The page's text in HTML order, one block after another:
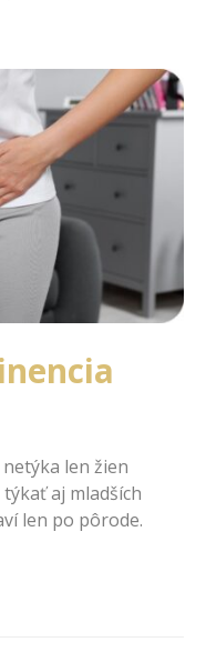
len žien
aj mladších
len po pôrode.